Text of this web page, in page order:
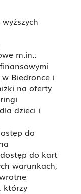
m.in.:
Biedronce i
na oferty
dzieci i
do
do kart
warunkach,
którzy